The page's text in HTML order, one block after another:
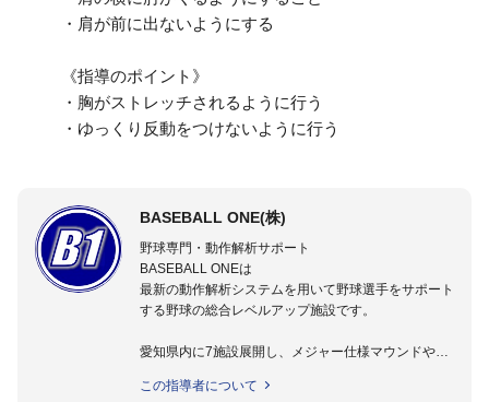
・肩が前に出ないようにする
《指導のポイント》
・胸がストレッチされるように行う
・ゆっくり反動をつけないように行う
BASEBALL ONE(株)
野球専門・動作解析サポート
BASEBALL ONEは
最新の動作解析システムを用いて野球選手をサポート
する野球の総合レベルアップ施設です。
愛知県内に7施設展開し、メジャー仕様マウンドやト
動作解析システムを用いて、小学生からプロ野球選手
この指導者について